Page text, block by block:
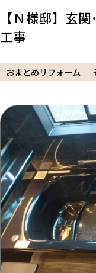
【Ｎ様邸】玄
工事
おまとめリフォーム